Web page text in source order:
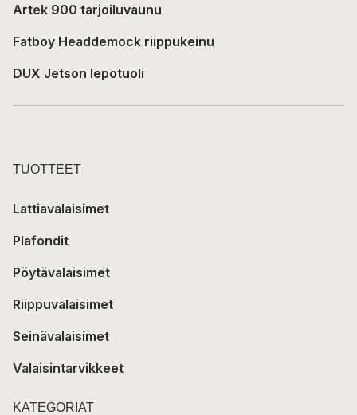
Artek 900 tarjoiluvaunu
Fatboy Headdemock riippukeinu
DUX Jetson lepotuoli
TUOTTEET
Lattiavalaisimet
Plafondit
Pöytävalaisimet
Riippuvalaisimet
Seinävalaisimet
Valaisintarvikkeet
KATEGORIAT